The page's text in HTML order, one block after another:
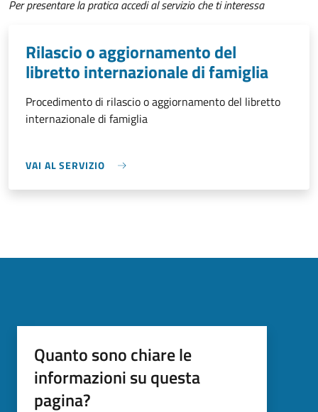
Per presentare la pratica accedi al servizio che ti interessa
Rilascio o aggiornamento del
libretto internazionale di famiglia
Procedimento di rilascio o aggiornamento del libretto
internazionale di famiglia
VAI AL SERVIZIO
Quanto sono chiare le
informazioni su questa
pagina?